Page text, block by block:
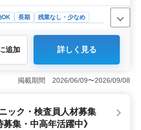
OK 長期
残業なし・少なめ
当求人は正社員・契約社員・派遣
態があり、 また月10時間程度と残
も可能。 働きやすく、安心して長
境が整っています。安心してスキル
＜地域密着の魅力＞ 長野市での
備工場での勤務です。 地元のカー
での勤務で、整備を通して地域社会
。 ＜幅広い整備業務＞ 軽自動
追加 詳しく見る
掲載期間 2026/06/09〜2026/09/08
ック・検査員人材募集
募集・中高年活躍中》